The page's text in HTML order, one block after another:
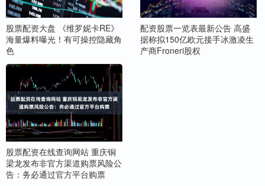
股票配资大盘 《维罗妮卡RE》
海量爆料曝光！有可操控隐藏角
色
配资股票一览表最新公告 高盛
据称拟150亿欧元接手冰激凌生
产商Froneri股权
股票配资在线查询网站 重庆铜
梁龙发布非官方渠道购票风险公
告：务必通过官方平台购票